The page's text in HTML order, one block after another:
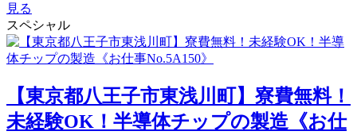
見る
スペシャル
【東京都八王子市東浅川町】寮費無料！
未経験OK！半導体チップの製造《お仕